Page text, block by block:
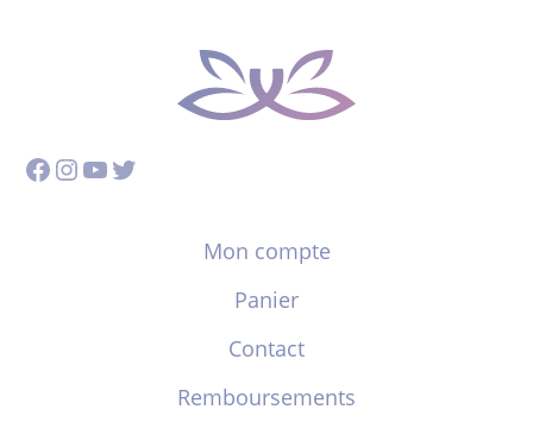
Facebook
Instagram
YouTube
Twitter
Mon compte
Panier
Contact
Remboursements